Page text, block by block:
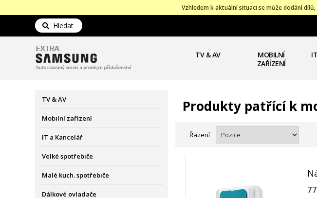
Vzhledem k aktuální situaci se může dodání
Hledat
TV & AV
MOBILNÍ
ZAŘÍZENÍ
TV & AV
Mobilní zařízení
IT a Kancelář
Velké spotřebiče
Malé kuch. spotřebiče
Dálkové ovladače
Produkty patřící k
Řazení